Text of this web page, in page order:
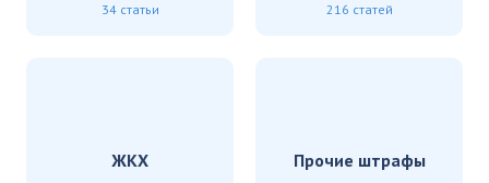
34 статьи 216 статей
ЖКХ Прочие штрафы